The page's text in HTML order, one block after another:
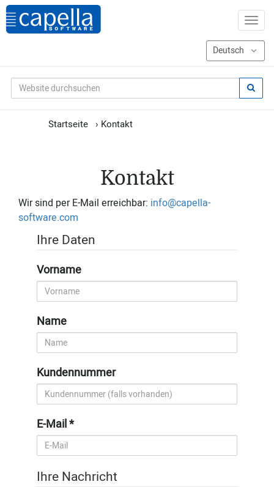
Startseite › Kontakt
Kontakt
Wir sind per E-Mail erreichbar: info@capella-
software.com
Ihre Daten
Vorname
Name
Kundennummer
E-Mail
Ihre Nachricht